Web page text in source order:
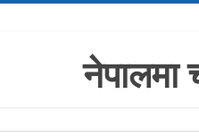
नेपालमा